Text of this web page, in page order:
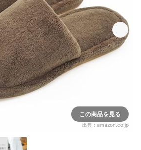
この商品を見る
出典： amazon.co.jp